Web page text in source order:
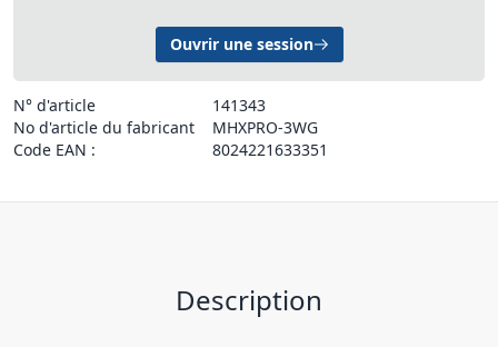
Ouvrir une session
N° d'article
141343
No d'article du fabricant
MHXPRO-3WG
Code EAN :
8024221633351
Description